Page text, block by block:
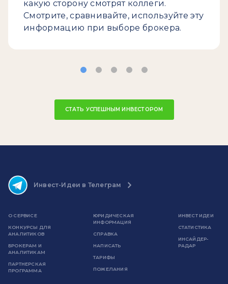
какую сторону смотрят коллеги.
Смотрите, сравнивайте, используйте эту
информацию при выборе брокера.
СТАТЬ УСПЕШНЫМ ИНВЕСТОРОМ
Инвест-Идеи в Телеграм
О СЕРВИСЕ
КОНКУРСЫ ДЛЯ
АНАЛИТИКОВ
БРОКЕРАМ И
АНАЛИТИКАМ
ПАРТНЕРСКАЯ
ПРОГРАММА
ЮРИДИЧЕСКАЯ
ИНФОРМАЦИЯ
СПРАВКА
НАПИСАТЬ
ТАРИФЫ
ПОЖЕЛАНИЯ
ИНВЕСТ ИДЕИ
СТАТИСТИКА
ИНСАЙДЕР-
РАДАР